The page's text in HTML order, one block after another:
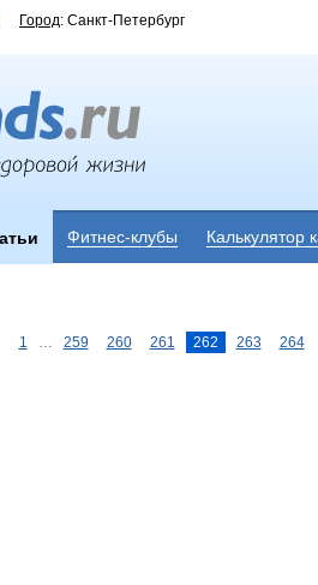
Город: Санкт-Петербург
Фитнес-клубы Калькулятор
1 259 260 261 262 263 264